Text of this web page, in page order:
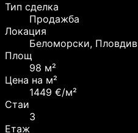
Тип сделка
Продажба
Локация
Беломорски, Пловдив
Площ
98 м²
Цена на м²
1449 €/м²
Стаи
3
Етаж